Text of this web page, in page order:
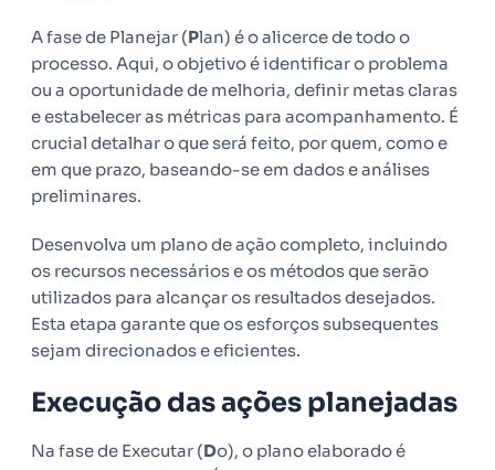
A fase de Planejar (Plan) é o alicerce de todo o
processo. Aqui, o objetivo é identificar o problema
ou a oportunidade de melhoria, definir metas claras
e estabelecer as métricas para acompanhamento. É
crucial detalhar o que será feito, por quem, como e
em que prazo, baseando-se em dados e análises
preliminares.
Desenvolva um plano de ação completo, incluindo
os recursos necessários e os métodos que serão
utilizados para alcançar os resultados desejados.
Esta etapa garante que os esforços subsequentes
sejam direcionados e eficientes.
Execução das ações planejadas
Na fase de Executar (Do), o plano elaborado é